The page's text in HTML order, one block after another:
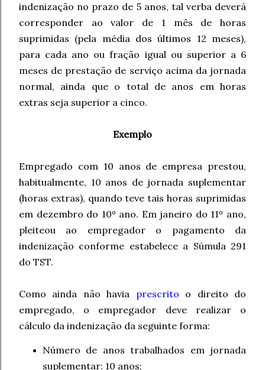
indenização no prazo de 5 anos, tal verba deverá
corresponder ao valor de 1 mês de horas
suprimidas (pela média dos últimos 12 meses),
para cada ano ou fração igual ou superior a 6
meses de prestação de serviço acima da jornada
normal, ainda que o total de anos em horas
extras seja superior a cinco.
Exemplo
Empregado com 10 anos de empresa prestou,
habitualmente, 10 anos de jornada suplementar
(horas extras), quando teve tais horas suprimidas
em dezembro do 10º ano. Em janeiro do 11º ano,
pleiteou ao empregador o pagamento da
indenização conforme estabelece a Súmula 291
do TST.
Como ainda não havia prescrito o direito do
empregado, o empregador deve realizar o
cálculo da indenização da seguinte forma:
Número de anos trabalhados em jornada
suplementar: 10 anos;